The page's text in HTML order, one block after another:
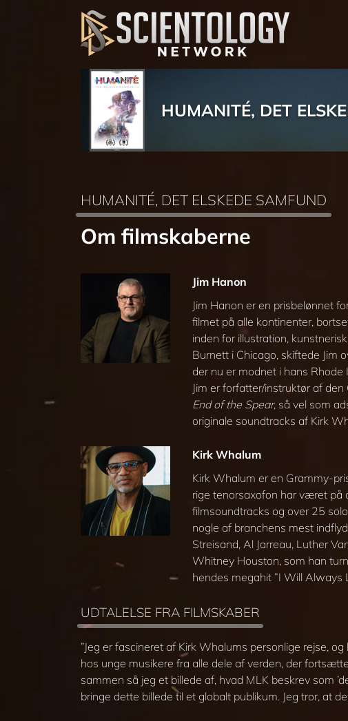
HUMANITÉ, DET
HUMANITÉ, DET ELSKEDE SAMFUND
Om filmskaberne
Jim Hanon
Jim Hanon er en prisbelønnet
filmet på alle kontinenter,
inden for illustration,
Burnett i Chicago, skiftede Jim
der nu er modnet i hans
Jim er forfatter/instruktør af
End of the Spear, så vel som
originale soundtracks af Kirk
Kirk Whalum
Kirk Whalum er en Grammy-
rige tenorsaxofon har været på
filmsoundtracks og over 25
nogle af branchens mest
Streisand, Al Jarreau, Luther
Whitney Houston, som han
hendes megahit ”I Will Always
UDTALELSE FRA FILMSKABER
”Jeg er fascineret af Kirk Whalums personlige rejse,
hos unge musikere fra alle dele af verden, der
sammen så jeg et billede af, hvad MLK beskrev som
bringe dette billede til et globalt publikum. Jeg tror, at